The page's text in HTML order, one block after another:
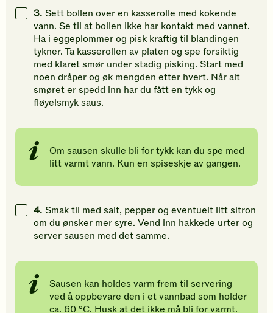
3. Sett bollen over en kasserolle med kokende
vann. Se til at bollen ikke har kontakt med vannet.
Ha i eggeplommer og pisk kraftig til blandingen
tykner. Ta kasserollen av platen og spe forsiktig
med klaret smør under stadig pisking. Start med
noen dråper og øk mengden etter hvert. Når alt
smøret er spedd inn har du fått en tykk og
fløyelsmyk saus.
Om sausen skulle bli for tykk kan du spe med
litt varmt vann. Kun en spiseskje av gangen.
4. Smak til med salt, pepper og eventuelt litt sitron
om du ønsker mer syre. Vend inn hakkede urter og
server sausen med det samme.
Sausen kan holdes varm frem til servering
ved å oppbevare den i et vannbad som holder
ca. 60 °C. Husk at det ikke må bli for varmt.